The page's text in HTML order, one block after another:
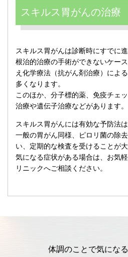
スキルス胃がんの治療
スキルス胃がんは診断時にすでに
根治的治療の手術ができないケー
え化学療法（抗がん剤治療）によ
多くなります。
このほか、分子標的薬、免疫チェ
治療や遺伝子治療などがあります。
スキルス胃がんには有効な予防法
一般の胃がん同様、ピロリ菌の除
い、定期的な検査を受けることが大
気になる症状がある場合は、お気
リニックへご相談ください。
体調のことで気にな